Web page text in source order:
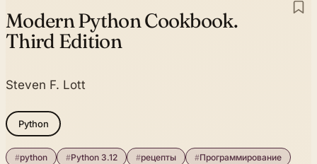
Modern Python Cookbook.
Third Edition
Steven F. Lott
Python
#python #Python 3.12 #рецепты #Программирование